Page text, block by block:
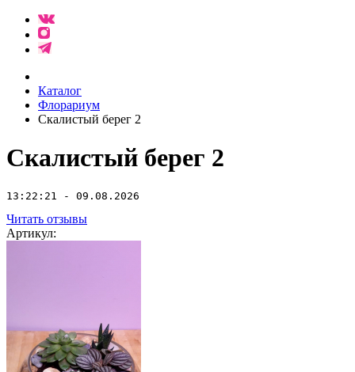
Каталог
Флорариум
Скалистый берег 2
Скалистый берег 2
13:22:21 - 09.08.2026
Читать отзывы
Артикул: